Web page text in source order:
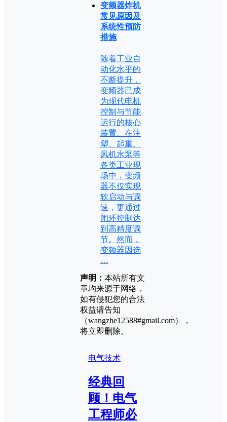
变频器炸机
常见原因及
系统性预防
措施
随着工业自
动化水平的
不断提升，
变频器已成
为现代电机
控制与节能
运行的核心
装置。在注
塑、起重、
风机水泵等
各类工业现
场中，变频
器不仅实现
软启动与调
速，更通过
闭环控制达
到高精度调
节。然而，
变频器因选
…
声明： 本站所有文
章均来源于网络，
如有侵犯您的合法
权益请告知
（wangzhe12588#gmail.com），
将立即删除。
电气技术
经典回
顾！电气
工程师必